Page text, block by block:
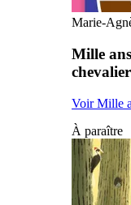
Marie-
Mille
Voir Mille
À paraître